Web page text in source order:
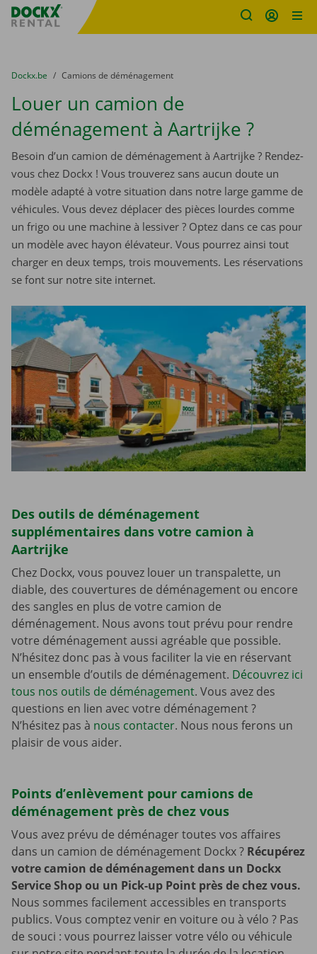
sitename
You are here:
du
Dockx.be to
Camions de déménagement
Louer un camion de
déménagement à Aartrijke ?
Besoin d’un camion de déménagement à Aartrijke ? Rendez-
vous chez Dockx ! Vous trouverez sans aucun doute un
modèle adapté à votre situation dans notre large gamme de
véhicules. Vous devez déplacer des pièces lourdes comme
un frigo ou une machine à lessiver ? Optez dans ce cas pour
un modèle avec hayon élévateur. Vous pourrez ainsi tout
charger en deux temps, trois mouvements. Les réservations
se font sur notre site internet.
Des outils de déménagement
supplémentaires dans votre camion à
Aartrijke
Chez Dockx, vous pouvez louer un transpalette, un
diable, des couvertures de déménagement ou encore
des sangles en plus de votre camion de
déménagement. Nous avons tout prévu pour rendre
votre déménagement aussi agréable que possible.
N’hésitez donc pas à vous faciliter la vie en réservant
un ensemble d’outils de déménagement. Découvrez ici
tous nos outils de déménagement. Vous avez des
questions en lien avec votre déménagement ?
N’hésitez pas à nous contacter. Nous nous ferons un
plaisir de vous aider.
Points d’enlèvement pour camions de
déménagement près de chez vous
Vous avez prévu de déménager toutes vos affaires
dans un camion de déménagement Dockx ? Récupérez
votre camion de déménagement dans un Dockx
Service Shop ou un Pick-up Point près de chez vous.
Nous sommes facilement accessibles en transports
publics. Vous comptez venir en voiture ou à vélo ? Pas
de souci : vous pourrez laisser votre vélo ou véhicule